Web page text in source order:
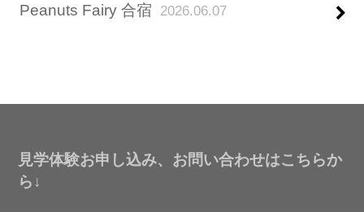
Peanuts Fairy 合宿 2026.06.07
見学体験お申し込み、お問い合わせはこちらか
ら↓